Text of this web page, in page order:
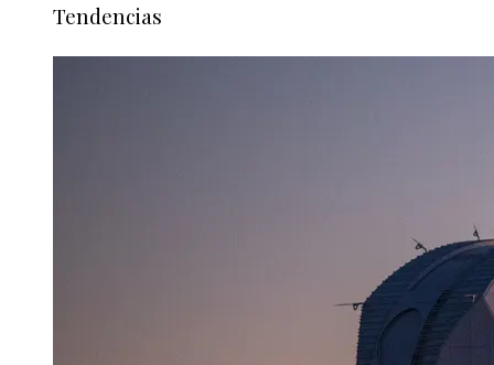
Tendencias